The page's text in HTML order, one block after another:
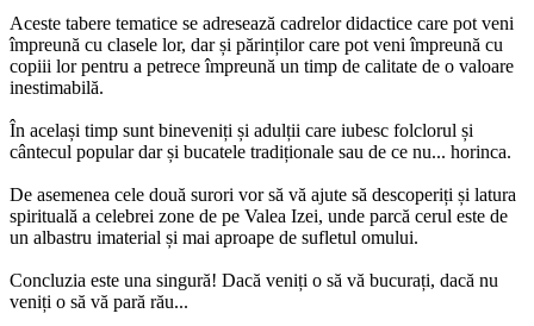
Aceste tabere tematice se adresează cadrelor didactice care pot veni
împreună cu clasele lor, dar și părinților care pot veni împreună cu
copiii lor pentru a petrece împreună un timp de calitate de o valoare
inestimabilă.
În același timp sunt bineveniți și adulții care iubesc folclorul și
cântecul popular dar și bucatele tradiționale sau de ce nu... horinca.
De asemenea cele două surori vor să vă ajute să descoperiți și latura
spirituală a celebrei zone de pe Valea Izei, unde parcă cerul este de
un albastru imaterial și mai aproape de sufletul omului.
Concluzia este una singură! Dacă veniți o să vă bucurați, dacă nu
veniți o să vă pară rău...